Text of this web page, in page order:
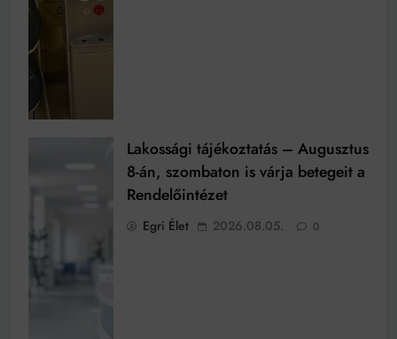
Lakossági tájékoztatás – Augusztus
8-án, szombaton is várja betegeit a
Rendelőintézet
Egri Élet 2026.08.05. 0